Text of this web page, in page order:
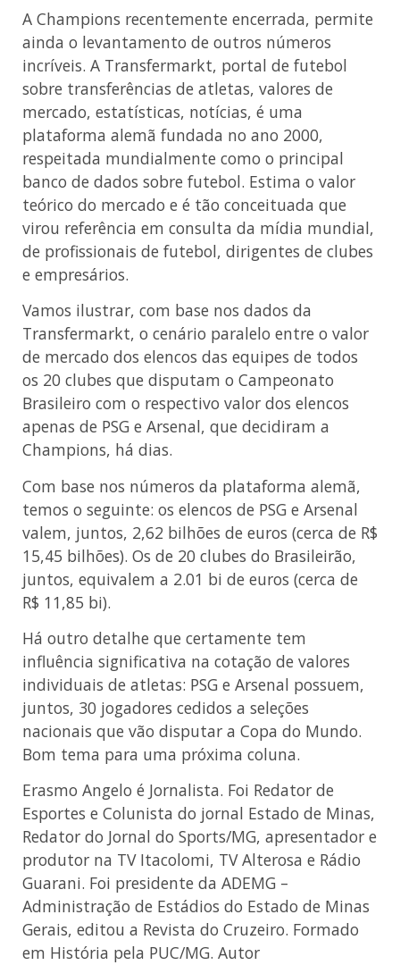
A Champions recentemente encerrada, permite
ainda o levantamento de outros números
incríveis. A Transfermarkt, portal de futebol
sobre transferências de atletas, valores de
mercado, estatísticas, notícias, é uma
plataforma alemã fundada no ano 2000,
respeitada mundialmente como o principal
banco de dados sobre futebol. Estima o valor
teórico do mercado e é tão conceituada que
virou referência em consulta da mídia mundial,
de profissionais de futebol, dirigentes de clubes
e empresários.
Vamos ilustrar, com base nos dados da
Transfermarkt, o cenário paralelo entre o valor
de mercado dos elencos das equipes de todos
os 20 clubes que disputam o Campeonato
Brasileiro com o respectivo valor dos elencos
apenas de PSG e Arsenal, que decidiram a
Champions, há dias.
Com base nos números da plataforma alemã,
temos o seguinte: os elencos de PSG e Arsenal
valem, juntos, 2,62 bilhões de euros (cerca de R$
15,45 bilhões). Os de 20 clubes do Brasileirão,
juntos, equivalem a 2.01 bi de euros (cerca de
R$ 11,85 bi).
Há outro detalhe que certamente tem
influência significativa na cotação de valores
individuais de atletas: PSG e Arsenal possuem,
juntos, 30 jogadores cedidos a seleções
nacionais que vão disputar a Copa do Mundo.
Bom tema para uma próxima coluna.
Erasmo Angelo é Jornalista. Foi Redator de
Esportes e Colunista do jornal Estado de Minas,
Redator do Jornal do Sports/MG, apresentador e
produtor na TV Itacolomi, TV Alterosa e Rádio
Guarani. Foi presidente da ADEMG –
Administração de Estádios do Estado de Minas
Gerais, editou a Revista do Cruzeiro. Formado
em História pela PUC/MG. Autor